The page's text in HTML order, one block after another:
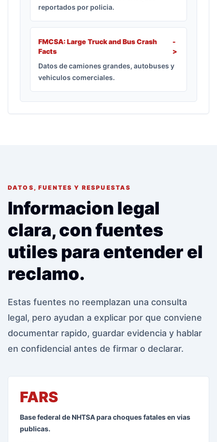
reportados por policia.
FMCSA: Large Truck and Bus Crash
Facts
-
>
Datos de camiones grandes, autobuses y
vehiculos comerciales.
DATOS, FUENTES Y RESPUESTAS
Informacion legal
clara, con fuentes
utiles para entender el
reclamo.
Estas fuentes no reemplazan una consulta
legal, pero ayudan a explicar por que conviene
documentar rapido, guardar evidencia y hablar
en confidencial antes de firmar o declarar.
FARS
Base federal de NHTSA para choques fatales en vias
publicas.